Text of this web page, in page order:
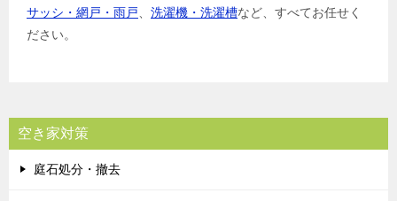
サッシ・網戸・雨戸
洗濯機・洗濯槽など、すべてお任せく
ださい。
空き家対策
庭石処分・撤去